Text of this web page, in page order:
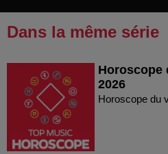
Dans la même série
Horoscope
2026
Horoscope du